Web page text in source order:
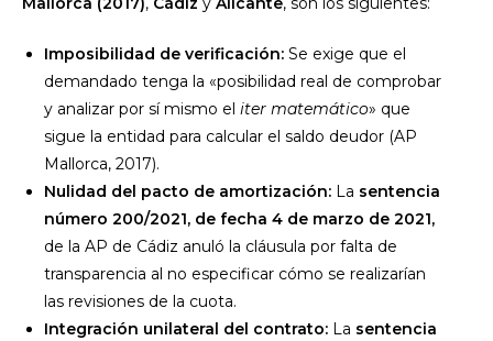
Imposibilidad de verificación: Se exige que el
demandado tenga la «posibilidad real de comprobar
y analizar por sí mismo el iter matemático» que
sigue la entidad para calcular el saldo deudor (AP
Mallorca, 2017).
Nulidad del pacto de amortización: La sentencia
número 200/2021, de fecha 4 de marzo de 2021,
de la AP de Cádiz anuló la cláusula por falta de
transparencia al no especificar cómo se realizarían
las revisiones de la cuota.
Integración unilateral del contrato: La sentencia